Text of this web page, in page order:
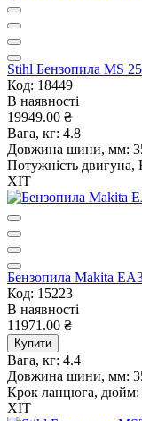
Stihl Бензопила MS
Код: 18449
В наявності
19949.00 ₴
Вага, кг: 4.8
Довжина шини, мм:
Потужність двигуна,
ХІТ
Бензопила Makita
Код: 15223
В наявності
11971.00 ₴
Купити
Вага, кг: 4.4
Довжина шини, мм:
Крок ланцюга, дюйм:
ХІТ